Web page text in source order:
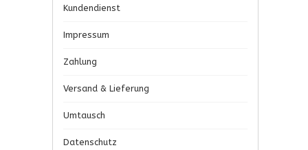
Kundendienst
Impressum
Zahlung
Versand & Lieferung
Umtausch
Datenschutz